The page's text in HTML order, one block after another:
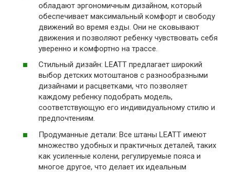
обладают эргономичным дизайном, который
обеспечивает максимальный комфорт и свободу
движений во время езды. Они не сковывают
движения и позволяют ребенку чувствовать себя
уверенно и комфортно на трассе.
Стильный дизайн: LEATT предлагает широкий
выбор детских мотоштанов с разнообразными
дизайнами и расцветками, что позволяет
каждому ребенку подобрать модель,
соответствующую его индивидуальному стилю и
предпочтениям.
Продуманные детали: Все штаны LEATT имеют
множество удобных и практичных деталей, таких
как усиленные колени, регулируемые пояса и
многое другое, что делает их идеальным